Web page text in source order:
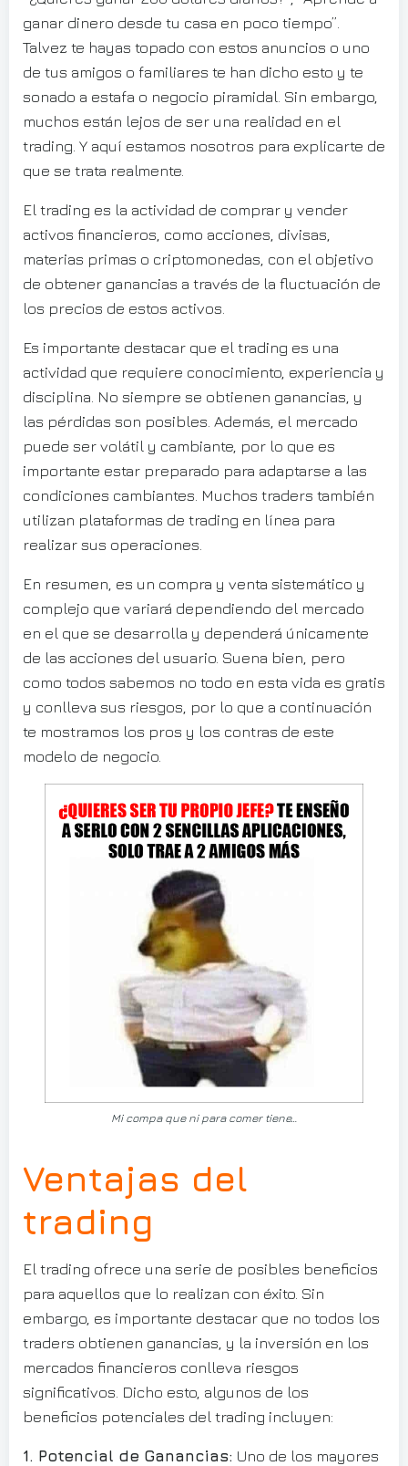
ganar dinero desde tu casa en poco tiempo”.
Talvez te hayas topado con estos anuncios o uno
de tus amigos o familiares te han dicho esto y te
sonado a estafa o negocio piramidal. Sin embargo,
muchos están lejos de ser una realidad en el
trading. Y aquí estamos nosotros para explicarte de
que se trata realmente.
El trading es la actividad de comprar y vender
activos financieros, como acciones, divisas,
materias primas o criptomonedas, con el objetivo
de obtener ganancias a través de la fluctuación de
los precios de estos activos.
Es importante destacar que el trading es una
actividad que requiere conocimiento, experiencia y
disciplina. No siempre se obtienen ganancias, y
las pérdidas son posibles. Además, el mercado
puede ser volátil y cambiante, por lo que es
importante estar preparado para adaptarse a las
condiciones cambiantes. Muchos traders también
utilizan plataformas de trading en línea para
realizar sus operaciones.
En resumen, es un compra y venta sistemático y
complejo que variará dependiendo del mercado
en el que se desarrolla y dependerá únicamente
de las acciones del usuario. Suena bien, pero
como todos sabemos no todo en esta vida es gratis
y conlleva sus riesgos, por lo que a continuación
te mostramos los pros y los contras de este
modelo de negocio.
Mi compa que ni para comer tiene…
Ventajas del
trading
El trading ofrece una serie de posibles beneficios
para aquellos que lo realizan con éxito. Sin
embargo, es importante destacar que no todos los
traders obtienen ganancias, y la inversión en los
mercados financieros conlleva riesgos
significativos. Dicho esto, algunos de los
beneficios potenciales del trading incluyen:
1. Potencial de Ganancias: Uno de los mayores